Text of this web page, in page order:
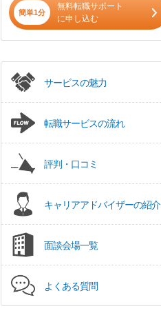
DI、学術
法人名非公開
大手医薬品卸での管理薬剤師業務
簡単1分
無料転職サポート
に申し込む
サービスの魅力
転職サービスの流れ
評判・口コミ
キャリアアドバイザーの紹介
面談会場一覧
よくある質問